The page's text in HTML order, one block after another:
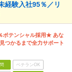
経験入社95％／リ
ポテンシャル採用★ あな
つかるまで全力サポート
ベテランOK